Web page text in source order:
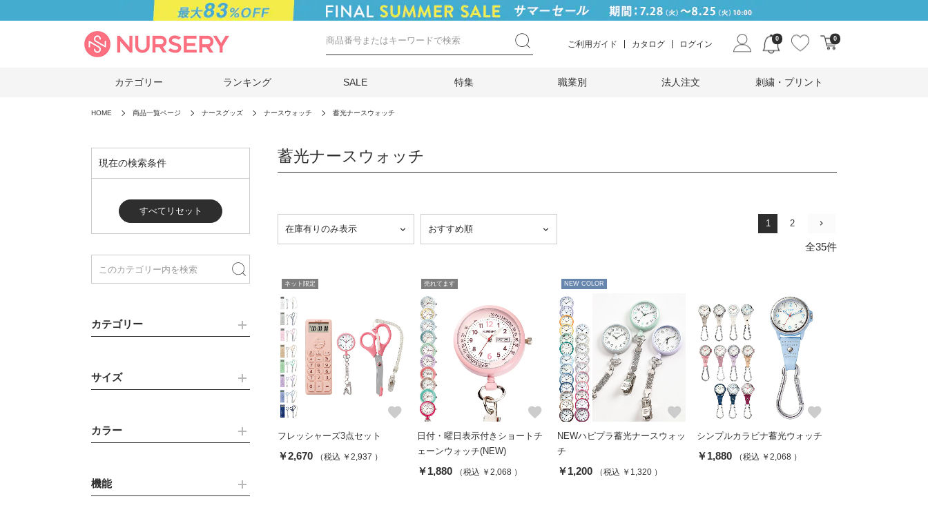
ご利用ガイド カタログ ログイン
0 0
カテゴリー ランキング SALE 特集 職業別 法人注文 刺繍・プリント
HOME 商品一覧ページ ナースグッズ ナースウォッチ 蓄光ナースウォッチ
現在の検索条件
すべてリセット
カテゴリー
サイズ
カラー
機能
蓄光ナースウォッチ
1 2
全35件
ネット限定
favorite
フレッシャーズ3点セット
￥2,670 （税込 ￥2,937 ）
売れてます
favorite
日付・曜日表示付きショートチ
ェーンウォッチ(NEW)
￥1,880 （税込 ￥2,068 ）
NEW COLOR
favorite
NEWハピプラ蓄光ナースウォッ
チ
￥1,200 （税込 ￥1,320 ）
favorite
シンプルカラビナ蓄光ウォッチ
￥1,880 （税込 ￥2,068 ）